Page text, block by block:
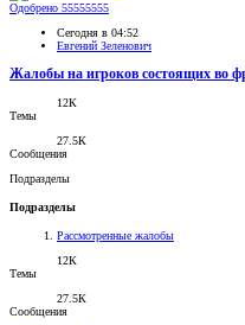
Одобрено 55555555
Сегодня в 04:52
Евгений Зеленович
Жалобы на игроков состоящих во
12К
Темы
27.5К
Сообщения
Подразделы
Подразделы
Рассмотренные жалобы
12К
Темы
27.5К
Сообщения